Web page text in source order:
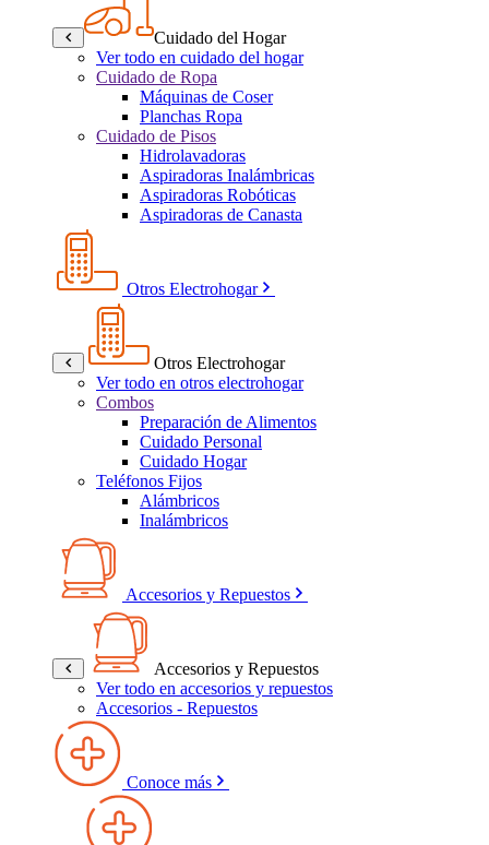
Cuidado del Hogar
Ver todo en cuidado del hogar
Cuidado de Ropa
Máquinas de Coser
Planchas Ropa
Cuidado de Pisos
Hidrolavadoras
Aspiradoras Inalámbricas
Aspiradoras Robóticas
Aspiradoras de Canasta
Otros Electrohogar
Otros Electrohogar
Ver todo en otros electrohogar
Combos
Preparación de Alimentos
Cuidado Personal
Cuidado Hogar
Teléfonos Fijos
Alámbricos
Inalámbricos
Accesorios y Repuestos
Accesorios y Repuestos
Ver todo en accesorios y repuestos
Accesorios - Repuestos
Conoce más